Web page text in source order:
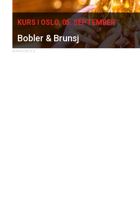
KURS I OSLO, 05. SEPTEMBER
Bobler & Brunsj